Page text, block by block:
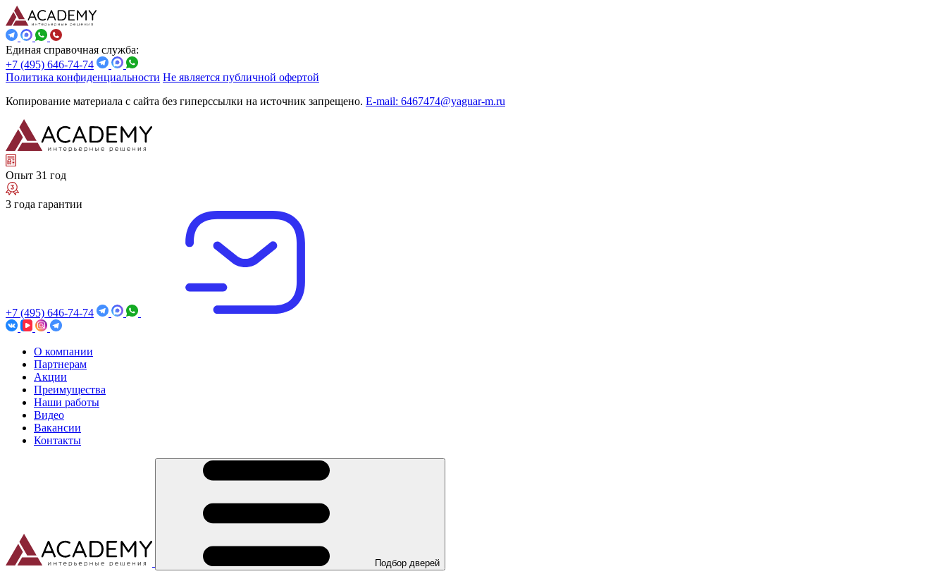
Единая справочная служба:
+7 (495) 646-74-74
Политика конфиденциальности Не является публичной офертой
Копирование материала с сайта без гиперссылки на источник запрещено. E-mail: 6467474@yaguar-m.ru
Опыт 31 год
3 года гарантии
+7 (495) 646-74-74
О компании
Партнерам
Акции
Преимущества
Наши работы
Видео
Вакансии
Контакты
Подбор дверей